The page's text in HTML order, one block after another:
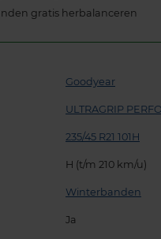
gratis herbalanceren
Goodyear
ULTRAGRIP
235/45 R21 101H
H (t/m 210 km/u)
Winterbanden
Ja